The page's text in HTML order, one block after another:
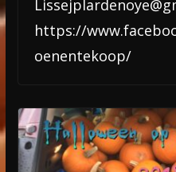
https://
oenentekoop/